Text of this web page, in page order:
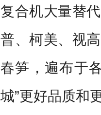
复合机大量替
普、柯美、视
春笋，遍布于
城”更好品质和